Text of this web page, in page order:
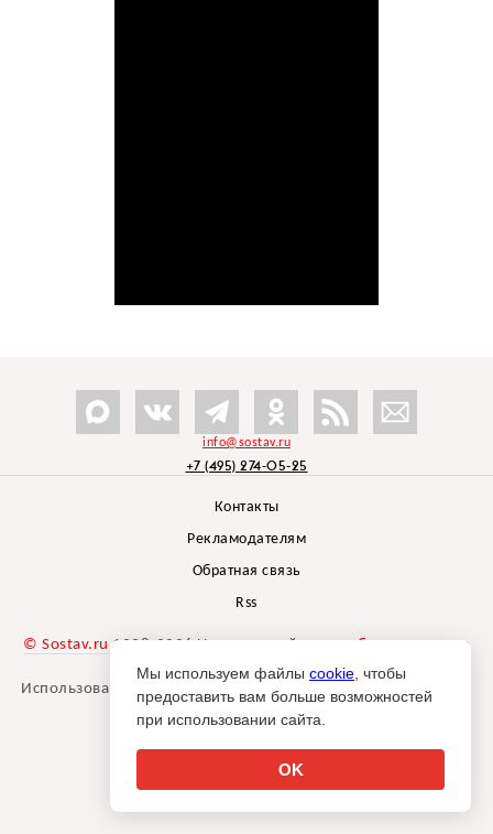
info@sostav.ru
+7 (495) 274-05-25
Контакты
Рекламодателям
Обратная связь
Rss
© Sostav.ru 1998-2026 Независимый проектбрендингового
агентства Depot
Использование материалов Sostav.ru допустимо только при
указании источника.
Мы используем файлы cookie , чтобы
предоставить вам больше возможностей
при использовании сайта.
OK